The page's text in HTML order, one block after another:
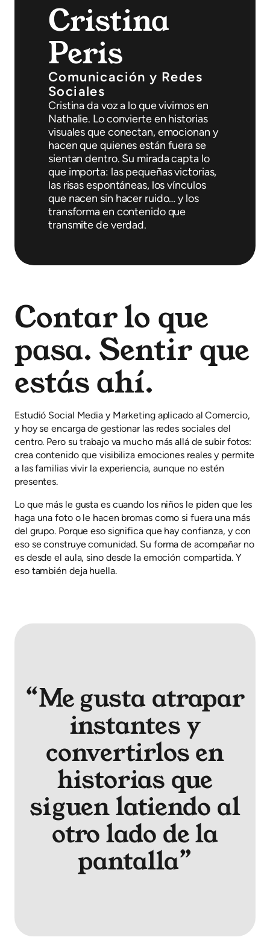
Cristina
Peris
Comunicación y Redes
Sociales
Cristina da voz a lo que vivimos en
Nathalie. Lo convierte en historias
visuales que conectan, emocionan y
hacen que quienes están fuera se
sientan dentro. Su mirada capta lo
que importa: las pequeñas victorias,
las risas espontáneas, los vínculos
que nacen sin hacer ruido… y los
transforma en contenido que
transmite de verdad.
Contar lo que
pasa. Sentir que
estás ahí.
Estudió Social Media y Marketing aplicado al Comercio,
y hoy se encarga de gestionar las redes sociales del
centro. Pero su trabajo va mucho más allá de subir fotos:
crea contenido que visibiliza emociones reales y permite
a las familias vivir la experiencia, aunque no estén
presentes.
Lo que más le gusta es cuando los niños le piden que les
haga una foto o le hacen bromas como si fuera una más
del grupo. Porque eso significa que hay confianza, y con
eso se construye comunidad. Su forma de acompañar no
es desde el aula, sino desde la emoción compartida. Y
eso también deja huella.
“Me gusta atrapar
instantes y
convertirlos en
historias que
siguen latiendo al
otro lado de la
pantalla”